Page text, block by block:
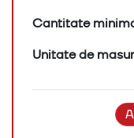
Cantitate
Unitate de